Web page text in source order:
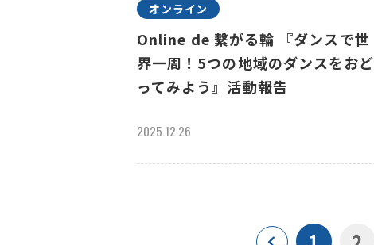
オンライン
Online de 繋がる輪 『ダンスで世
界一周！5つの地域のダンスをおど
ってみよう』活動報告
2025.12.26